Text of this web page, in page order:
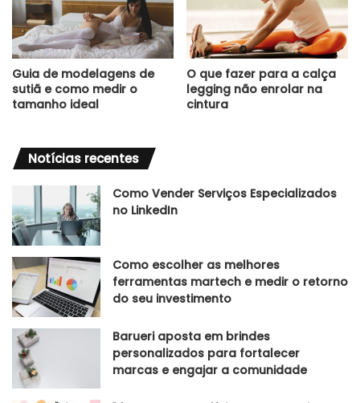
Guia de modelagens de
sutiã e como medir o
tamanho ideal
O que fazer para a calça
legging não enrolar na
cintura
Notícias recentes
Como Vender Serviços Especializados
no LinkedIn
Como escolher as melhores
ferramentas martech e medir o retorno
do seu investimento
Barueri aposta em brindes
personalizados para fortalecer
marcas e engajar a comunidade